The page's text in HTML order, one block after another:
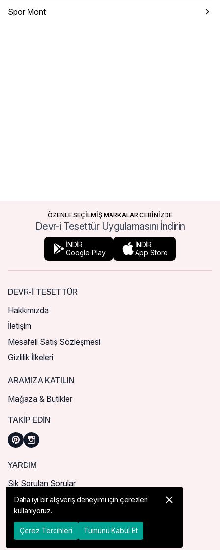
Spor Mont
ÖZENLE SEÇİLMİŞ MARKALAR CEBİNİZDE
Devr-i Tesettür Uygulamasını İndirin
İNDİR
Google Play
İNDİR
App Store
DEVR-I TESETTÜR
Hakkımızda
İletişim
Mesafeli Satış Sözleşmesi
Gizlilik İlkeleri
ARAMIZA KATILIN
Mağaza & Butikler
TAKIP EDIN
YARDIM
Sık Sorulan Sorular
Nasıl Sipariş Verebilirim?
Kargo ve Teslimat
İade, İptal ve Değişim
Daha iyi bir alışveriş deneyimi için çerezleri
kullanıyoruz.
Çerez Tercihleri Tümünü Kabul Et